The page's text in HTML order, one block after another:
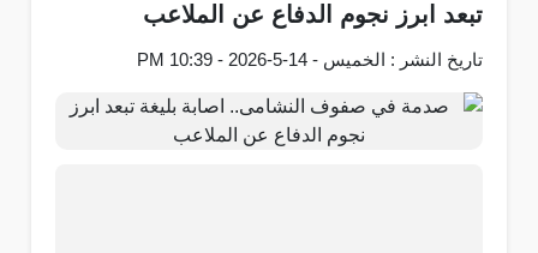
تبعد ابرز نجوم الدفاع عن الملاعب
تاريخ النشر : الخميس - 14-5-2026 - 10:39 PM